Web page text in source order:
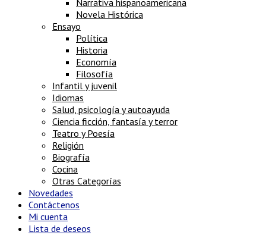
Narrativa hispanoamericana
Novela Histórica
Ensayo
Política
Historia
Economía
Filosofía
Infantil y juvenil
Idiomas
Salud, psicología y autoayuda
Ciencia ficción, fantasía y terror
Teatro y Poesía
Religión
Biografía
Cocina
Otras Categorías
Novedades
Contáctenos
Mi cuenta
Lista de deseos